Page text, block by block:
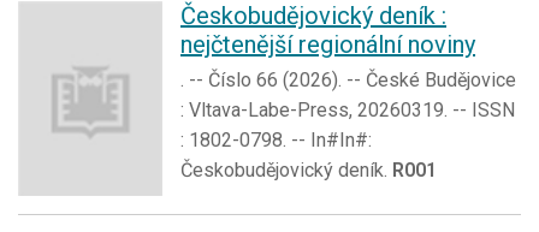
Českobudějovický deník :
nejčtenější regionální noviny
. -- Číslo 66 (2026). -- České Budějovice
: Vltava-Labe-Press, 20260319. -- ISSN
: 1802-0798. -- In#In#:
Českobudějovický deník. R001